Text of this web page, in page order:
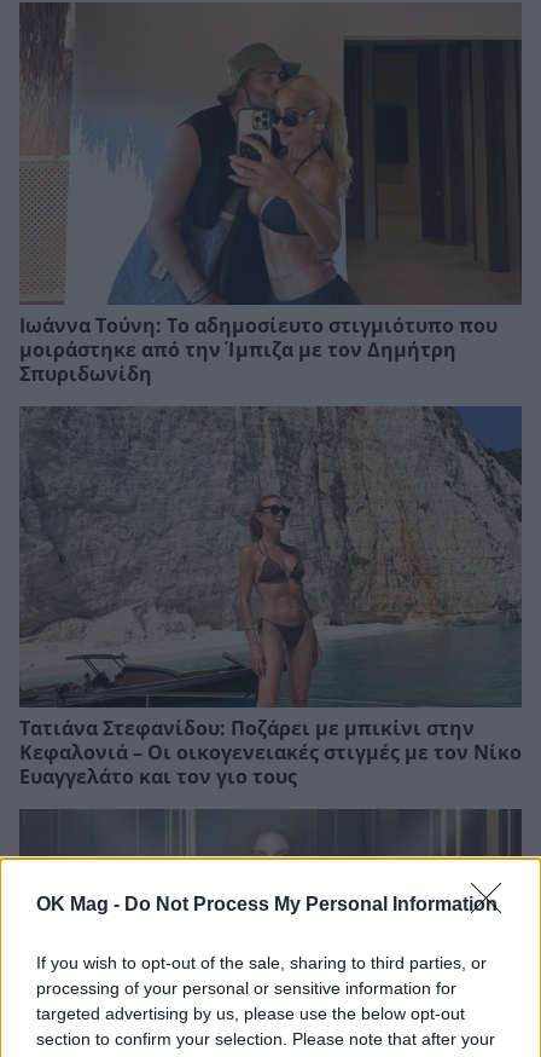
OK Mag - Do Not Process My Personal Information
If you wish to opt-out of the sale, sharing to third parties, or
processing of your personal or sensitive information for
targeted advertising by us, please use the below opt-out
section to confirm your selection. Please note that after your
Ιωάννα Τούνη: Το αδημοσίευτο στιγμιότυπο που
μοιράστηκε από την Ίμπιζα με τον Δημήτρη
Σπυριδωνίδη
Τατιάνα Στεφανίδου: Ποζάρει με μπικίνι στην
Κεφαλονιά – Οι οικογενειακές στιγμές με τον Νίκο
Ευαγγελάτο και τον γιο τους